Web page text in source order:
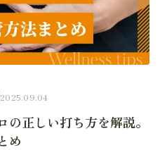
2025.09.04
の正しい打ち方を解説。
め